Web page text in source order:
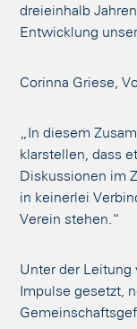
dreieinhalb
Entwicklung
Corinna Griese,
„In diesem
klarstellen, dass
Diskussionen im
in keinerlei
Verein stehen.“
Unter der
Impulse gesetzt,